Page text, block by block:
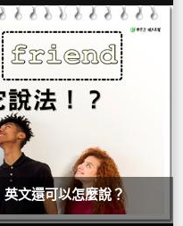
英文還可以怎麼說？